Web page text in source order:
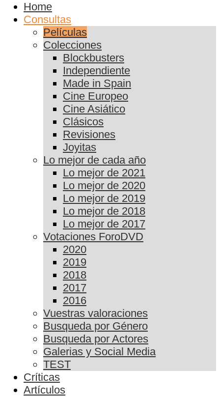
Home
Consultas
Películas
Colecciones
Blockbusters
Independiente
Made in Spain
Cine Europeo
Cine Asiático
Clásicos
Revisiones
Joyitas
Lo mejor de cada año
Lo mejor de 2021
Lo mejor de 2020
Lo mejor de 2019
Lo mejor de 2018
Lo mejor de 2017
Votaciones ForoDVD
2020
2019
2018
2017
2016
Vuestras valoraciones
Busqueda por Género
Busqueda por Actores
Galerias y Social Media
TEST
Críticas
Artículos